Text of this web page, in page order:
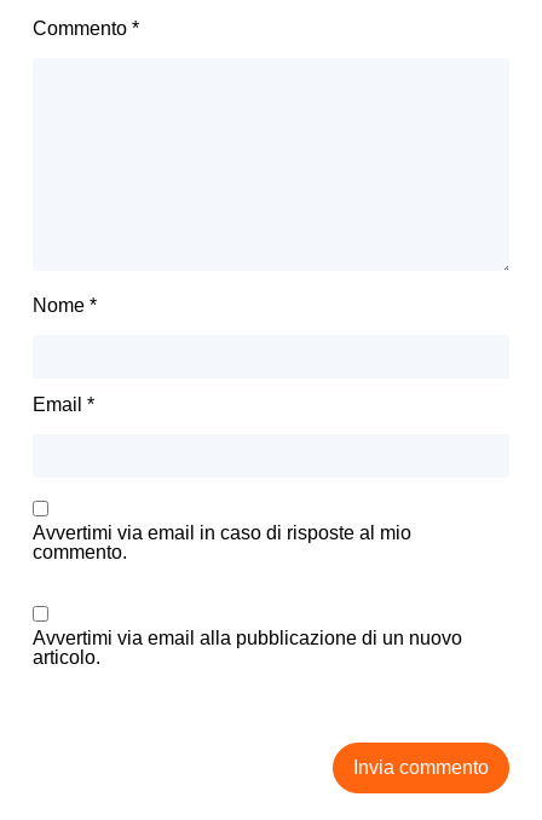
Commento *
Nome *
Email *
Avvertimi via email in caso di risposte al mio
commento.
Avvertimi via email alla pubblicazione di un nuovo
articolo.